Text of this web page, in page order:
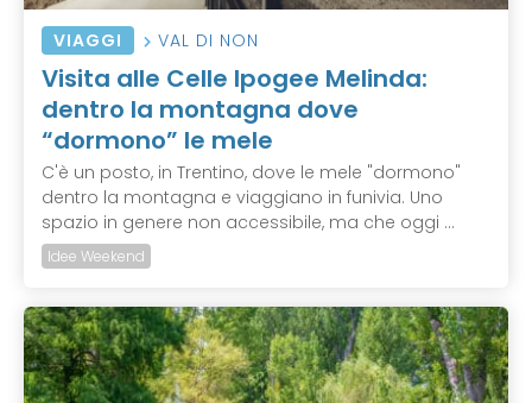
VIAGGI VAL DI NON
Visita alle Celle Ipogee Melinda:
dentro la montagna dove
“dormono” le mele
C'è un posto, in Trentino, dove le mele "dormono"
dentro la montagna e viaggiano in funivia. Uno
spazio in genere non accessibile, ma che oggi ...
Idee Weekend